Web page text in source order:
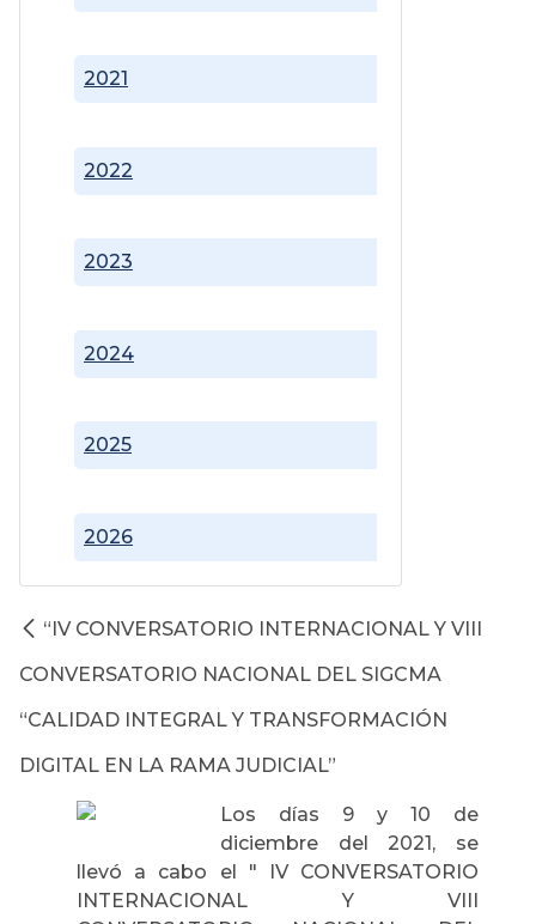
2021
2022
2023
2024
2025
2026
“IV CONVERSATORIO INTERNACIONAL Y VIII
CONVERSATORIO NACIONAL DEL SIGCMA
“CALIDAD INTEGRAL Y TRANSFORMACIÓN
DIGITAL EN LA RAMA JUDICIAL”
Los días 9 y 10 de
diciembre del 2021, se
llevó a cabo el " IV CONVERSATORIO
INTERNACIONAL Y VIII